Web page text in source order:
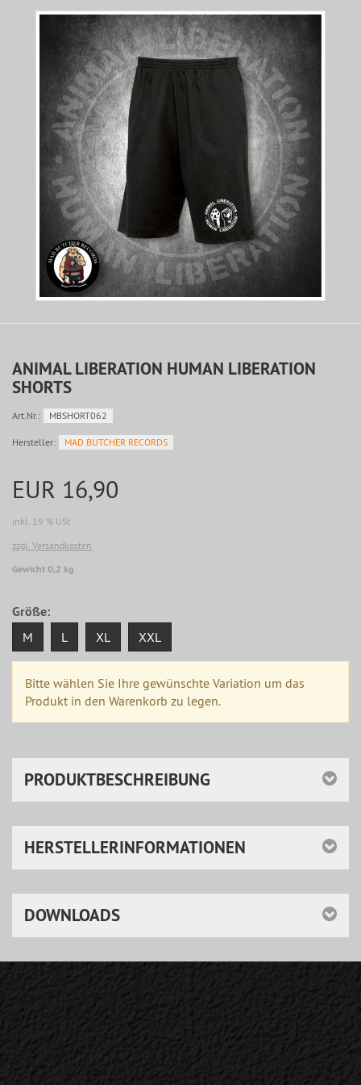
ANIMAL LIBERATION HUMAN LIBERATION
SHORTS
Art.Nr.: MBSHORT062
Hersteller: MAD BUTCHER RECORDS
EUR 16,90
inkl. 19 % USt
zzgl. Versandkosten
Gewicht 0,2 kg
Größe:
M L XL XXL
Bitte wählen Sie Ihre gewünschte Variation um das
Produkt in den Warenkorb zu legen.
PRODUKTBESCHREIBUNG
HERSTELLERINFORMATIONEN
DOWNLOADS